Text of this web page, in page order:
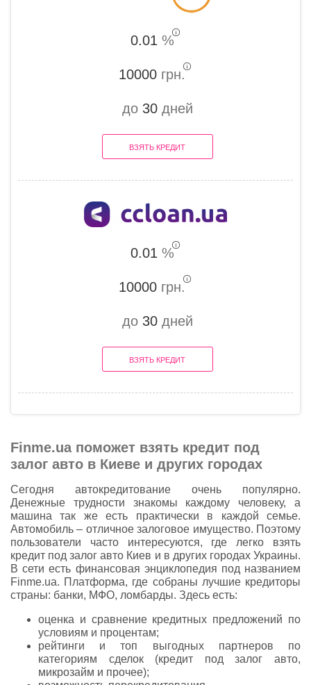
0.01 %
10000 грн.
до 30дней
ВЗЯТЬ КРЕДИТ
0.01%
10000 грн.
до 30дней
ВЗЯТЬ КРЕДИТ
Finme.ua поможет взять кредит под
залог авто в Киеве и других городах
Сегодня автокредитование очень популярно.
Денежные трудности знакомы каждому человеку, а
машина так же есть практически в каждой семье.
Автомобиль – отличное залоговое имущество. Поэтому
пользователи часто интересуются, где легко взять
кредит под залог авто Киев и в других городах Украины.
В сети есть финансовая энциклопедия под названием
Finme.ua. Платформа, где собраны лучшие кредиторы
страны: банки, МФО, ломбарды. Здесь есть:
оценка и сравнение кредитных предложений по
условиям и процентам;
рейтинги и топ выгодных партнеров по
категориям сделок (кредит под залог авто,
микрозайм и прочее);